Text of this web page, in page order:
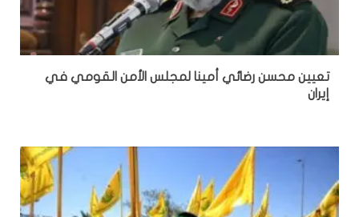
تعيين محسن رضائي أمينا لمجلس الأمن القومي في
إيران